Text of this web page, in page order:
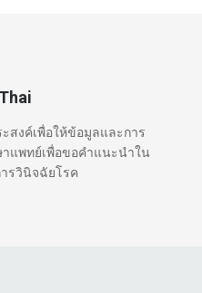
สงค์เพื่อให้ข้อมูลและการ
แพทย์เพื่อขอคำแนะนำใน
รวินิจฉัยโรค